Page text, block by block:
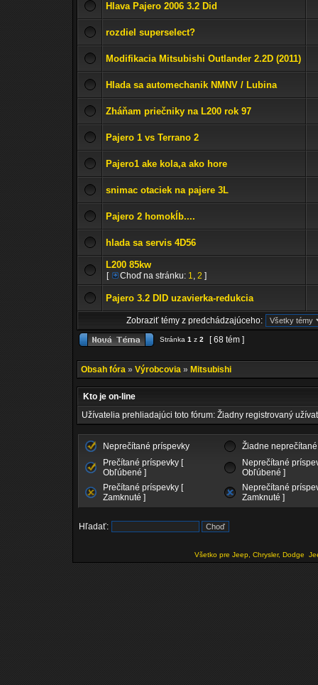
Hlava Pajero 2006 3.2 Did
rozdiel superselect?
Modifikacia Mitsubishi Outlander 2.2D (2011)
Hlada sa automechanik NMNV / Lubina
Zháňam priečniky na L200 rok 97
Pajero 1 vs Terrano 2
Pajero1 ake kola,a ako hore
snimac otaciek na pajere 3L
Pajero 2 homokĺb....
hlada sa servis 4D56
L200 85kw
[ Choď na stránku: 1, 2 ]
Pajero 3.2 DID uzavierka-redukcia
Zobraziť témy z predchádzajúceho:
Stránka 1 z 2 [ 68 tém ]
Obsah fóra » Výrobcovia » Mitsubishi
Kto je on-line
Užívatelia prehliadajúci toto fórum: Žiadny registrovaný
Neprečítané príspevky
Žiadne
Prečítané príspevky [
Obľúbené ]
Neprečítané
Obľúbené ]
Prečítané príspevky [
Zamknuté ]
Neprečítané
Zamknuté ]
Hľadať:
Všetko pre Jeep, Chrysler, Dodge